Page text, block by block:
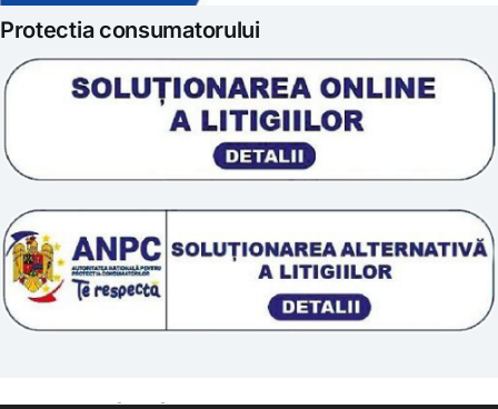
Scoala „Sanatate 5D”
Tratamente naturale
Prelucrarea datelor
Termeni si conditii
Politica cookie
Protectia consumatorului